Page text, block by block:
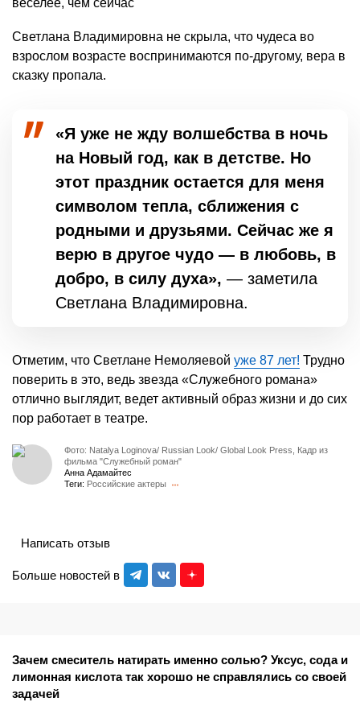
Светлана Владимировна не скрыла, что чудеса во
взрослом возрасте воспринимаются по-другому, вера в
сказку пропала.
«Я уже не жду волшебства в ночь
на Новый год, как в детстве. Но
этот праздник остается для меня
символом тепла, сближения с
родными и друзьями. Сейчас же я
верю в другое чудо — в любовь, в
добро, в силу духа», — заметила
Светлана Владимировна.
Отметим, что Светлане Немоляевой уже 87 лет! Трудно
поверить в это, ведь звезда «Служебного романа»
отлично выглядит, ведет активный образ жизни и до сих
пор работает в театре.
Фото: Natalya Loginova/ Russian Look/ Global Look Press, Кадр из
фильма "Служебный роман"
Анна Адамайтес
Теги: Российские актеры
Больше новостей в
Написать отзыв
Зачем смеситель натирать именно солью? Уксус, сода и
лимонная кислота так хорошо не справлялись со своей
задачей